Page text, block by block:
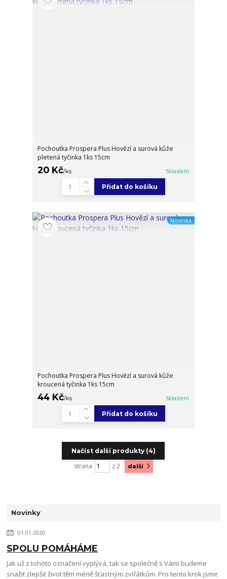
Pochoutka Prospera Plus Hovězí a surová kůže
pletená tyčinka 1ks 15cm
20 Kč/ks Skladem
Přidat do košíku
Novinka
Pochoutka Prospera Plus Hovězí a surová kůže
kroucená tyčinka 1ks 15cm
44 Kč/ks Skladem
Přidat do košíku
Načíst další produkty (4)
strana z 2 další
Novinky
01.01.2020
SPOLU POMÁHÁME
Jak už z tohoto označení vyplývá, tak se společně s Vámi budeme
snažit zlepšit život těm méně šťastným zvířátkům. Pro tento krok jsme